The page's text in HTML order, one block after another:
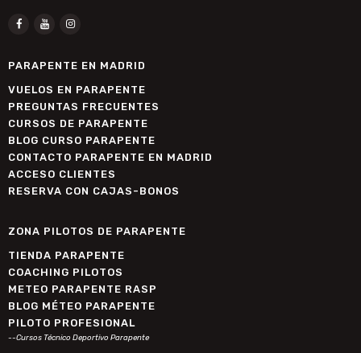
PARAPENTE EN MADRID
VUELOS EN PARAPENTE
PREGUNTAS FRECUENTES
CURSOS DE PARAPENTE
BLOG CURSO PARAPENTE
CONTACTO PARAPENTE EN MADRID
ACCESO CLIENTES
RESERVA CON CAJAS-BONOS
ZONA PILOTOS DE PARAPENTE
TIENDA PARAPENTE
COACHING PILOTOS
METEO PARAPENTE RASP
BLOG MÉTEO PARAPENTE
PILOTO PROFESIONAL
--Cursos Técnico Deportivo Parapente